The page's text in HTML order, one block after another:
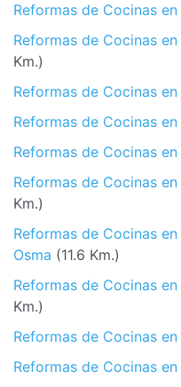
Km.)
Km.)
Reformas de Cocinas en Burgo de Osma-Ciudad de
Osma (11.6 Km.)
Km.)